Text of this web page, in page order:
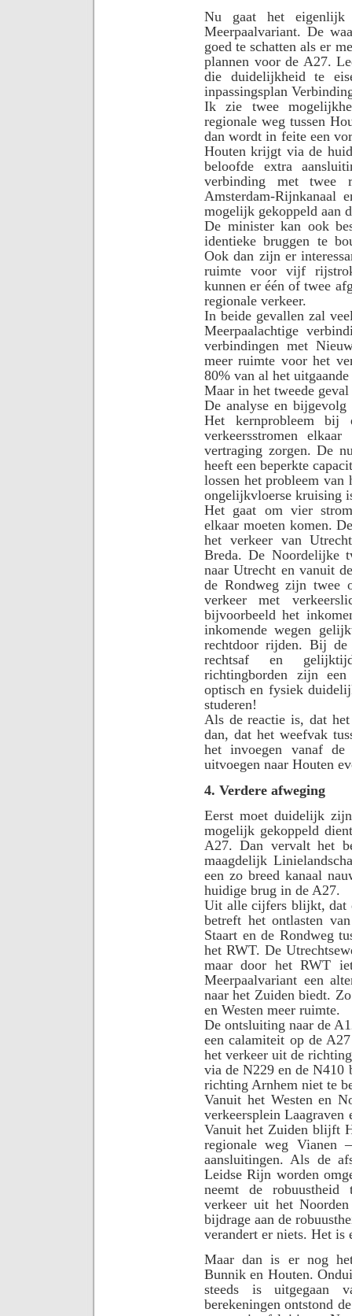
Nu gaat het
Meerpaalvariant. De
goed te schatten als er
plannen voor de A27.
die duidelijkheid te
inpassingsplan
Ik zie twee
regionale weg tussen
dan wordt in feite een
Houten krijgt via de
beloofde extra
verbinding met twee
Amsterdam-Rijnkanaal
mogelijk gekoppeld aan
De minister kan ook
identieke bruggen te
Ook dan zijn er
ruimte voor vijf
kunnen er één of twee
regionale verkeer.
In beide gevallen zal
Meerpaalachtige
verbindingen met
meer ruimte voor het
80% van al het
Maar in het tweede
De analyse en
Het kernprobleem bij
verkeersstromen
vertraging zorgen. De
heeft een beperkte
lossen het probleem
ongelijkvloerse kruising
Het gaat om vier
elkaar moeten komen.
het verkeer van
Breda. De Noordelijke
naar Utrecht en vanuit
de Rondweg zijn twee
verkeer met
bijvoorbeeld het
inkomende wegen
rechtdoor rijden. Bij
rechtsaf en
richtingborden zijn
optisch en fysiek
studeren!
Als de reactie is, dat
dan, dat het weefvak
het invoegen vanaf de
uitvoegen naar Houten
4. Verdere afweging
Eerst moet duidelijk
mogelijk gekoppeld
A27. Dan vervalt het
maagdelijk
een zo breed kanaal
huidige brug in de A27.
Uit alle cijfers blijkt, dat
betreft het ontlasten
Staart en de Rondweg
het RWT. De
maar door het RWT
Meerpaalvariant een
naar het Zuiden biedt.
en Westen meer ruimte.
De ontsluiting naar de
een calamiteit op de
het verkeer uit de
via de N229 en de
richting Arnhem niet te
Vanuit het Westen en
verkeersplein
Vanuit het Zuiden blijft
regionale weg Vianen
aansluitingen. Als de
Leidse Rijn worden
neemt de
verkeer uit het
bijdrage aan de
verandert er niets. Het is
Maar dan is er nog
Bunnik en Houten.
steeds is uitgegaan
berekeningen ontstond